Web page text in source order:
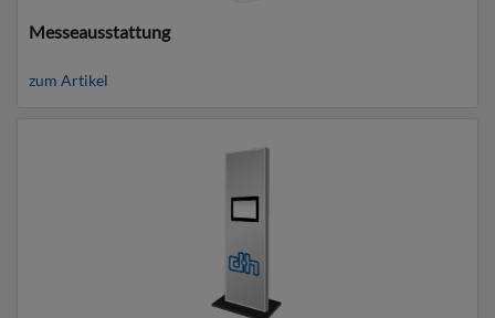
Messeausstattung
zum Artikel